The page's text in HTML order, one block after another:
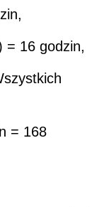
= 16 godzin,
= 168